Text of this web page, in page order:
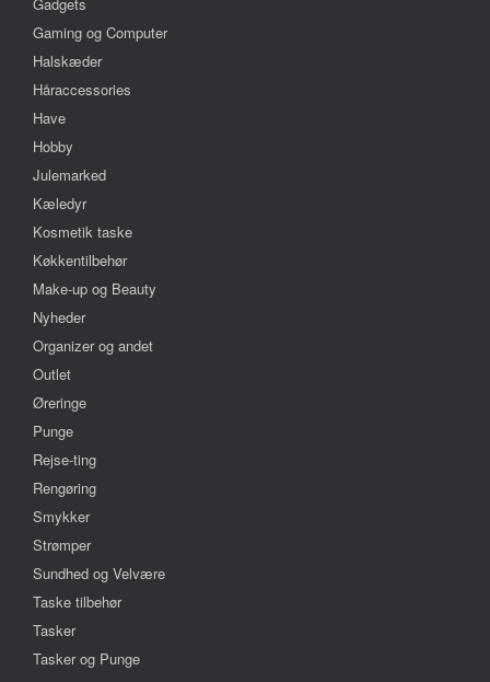
Gaming og Computer
Halskæder
Håraccessories
Have
Hobby
Julemarked
Kæledyr
Kosmetik taske
Køkkentilbehør
Make-up og Beauty
Nyheder
Organizer og andet
Outlet
Øreringe
Punge
Rejse-ting
Rengøring
Smykker
Strømper
Sundhed og Velvære
Taske tilbehør
Tasker
Tasker og Punge